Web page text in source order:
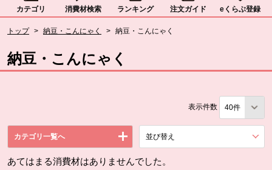
カテゴリ 消費材検索 ランキング 注文ガイド eくらぶ登録
トップ > 納豆・こんにゃく > 納豆・こんにゃく
納豆・こんにゃく
表示件数
カテゴリ一覧へ 並び替え
あてはまる消費材はありませんでした。